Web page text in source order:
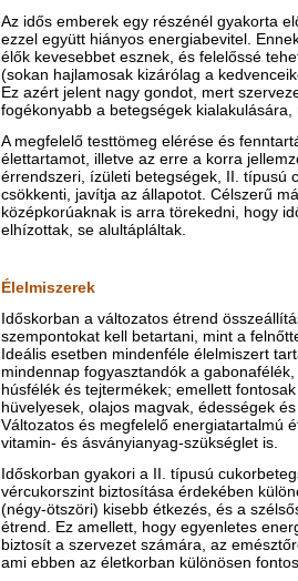
Az idős emberek egy részénél gyakorta
ezzel együtt hiányos energiabevitel.
élők kevesebbet esznek, és felelőssé
(sokan hajlamosak kizárólag a
Ez azért jelent nagy gondot, mert
fogékonyabb a betegségek
A megfelelő testtömeg elérése és
élettartamot, illetve az erre a korra
érrendszeri, ízületi betegségek, II. típusú
csökkenti, javítja az állapotot. Célszerű
középkorúaknak is arra törekedni, hogy
elhízottak, se alultápláltak.
Élelmiszerek
Időskorban a változatos étrend
szempontokat kell betartani, mint a
Ideális esetben mindenféle élelmiszert
mindennap fogyasztandók a
húsfélék és tejtermékek; emellett
hüvelyesek, olajos magvak, édességek
Változatos és megfelelő energiatartalmú
vitamin- és ásványianyag-szükséglet is.
Időskorban gyakori a II. típusú
vércukorszint biztosítása érdekében
(négy-ötszöri) kisebb étkezés, és a
étrend. Ez amellett, hogy egyenletes
biztosít a szervezet számára, az
ami ebben az életkorban különösen